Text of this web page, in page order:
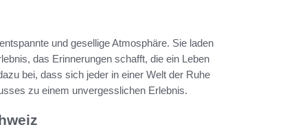
und gesellige Atmosphäre. Sie laden
das Erinnerungen schafft, die ein Leben
bei, dass sich jeder in einer Welt der Ruhe
zu einem unvergesslichen Erlebnis.